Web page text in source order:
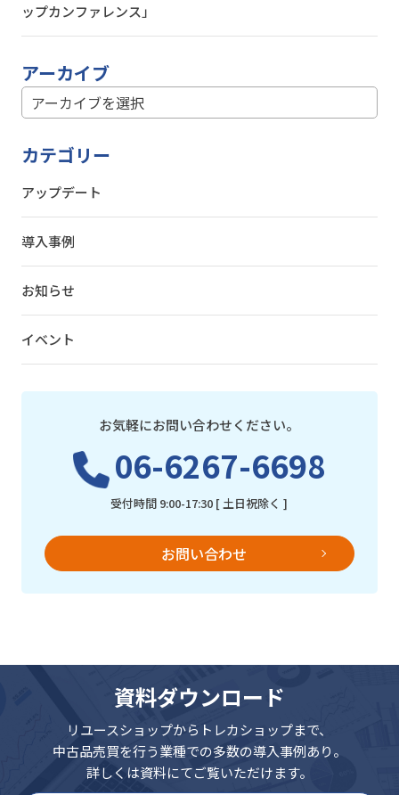
ップカンファレンス」
アーカイブ
カテゴリー
アップデート
導入事例
お知らせ
イベント
お気軽にお問い合わせください。
06-6267-6698
受付時間 9:00-17:30 [ 土日祝除く ]
お問い合わせ
資料ダウンロード
リユースショップからトレカショップまで、
中古品売買を行う業種での多数の導入事例あり。
詳しくは資料にてご覧いただけます。